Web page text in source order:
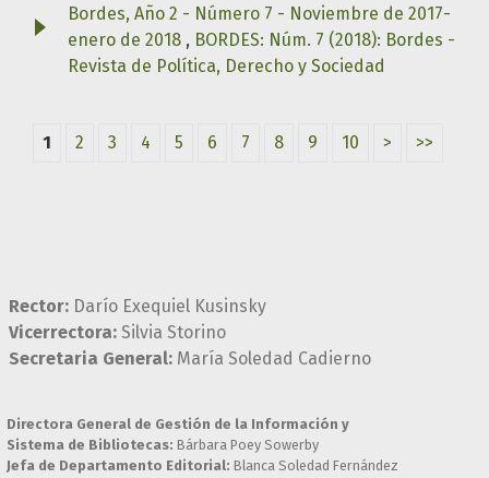
Bordes, Año 2 - Número 7 - Noviembre de 2017-
enero de 2018 , BORDES: Núm. 7 (2018): Bordes -
Revista de Política, Derecho y Sociedad
1 2 3 4 5 6 7 8 9 10 > >>
Rector: Darío Exequiel Kusinsky
Vicerrectora: Silvia Storino
Secretaria General: María Soledad Cadierno
Directora General de Gestión de la Información y
Sistema de Bibliotecas: Bárbara Poey Sowerby
Jefa de Departamento Editorial: Blanca Soledad Fernández